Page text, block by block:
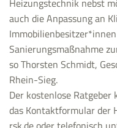
auch die Anpassung an
Sanierungsmaßnahme
so Thorsten Schmidt,
Rhein-Sieg.
Der kostenlose
das Kontaktformular der